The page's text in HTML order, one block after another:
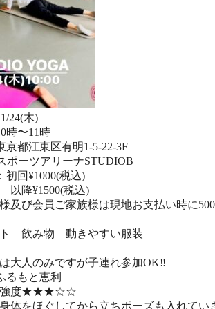
24(木)
時〜11時
京都江東区有明1-5-22-3F
ポーツアリーナSTUDIOB
初回¥1000(税込)
税込)
及び会員ご家族様は現地お支払い時に500
ト 飲み物 動きやすい服装
大人のみですが子連れ参加OK‼︎
るもと恵利
強度★★★☆☆
体をほぐしてから立ちポーズも入れてい